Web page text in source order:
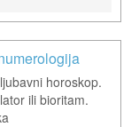
horoskop.
ili bioritam.